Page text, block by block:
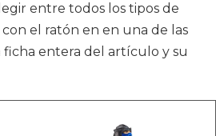
entre todos los tipos de
el ratón en en una de las
ficha entera del artículo y su